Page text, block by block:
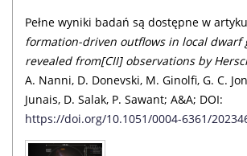
Pełne wyniki badań są dostępne w
formation-driven outflows in local dwarf
revealed from[CII] observations by
A. Nanni, D. Donevski, M. Ginolfi, G. C.
Junais, D. Salak, P. Sawant; A&A; DOI:
https://doi.org/10.1051/0004-6361/